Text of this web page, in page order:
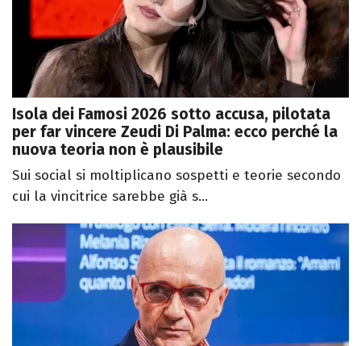
Isola dei Famosi 2026 sotto accusa, pilotata
per far vincere Zeudi Di Palma: ecco perché la
nuova teoria non è plausibile
Sui social si moltiplicano sospetti e teorie secondo
cui la vincitrice sarebbe già s...